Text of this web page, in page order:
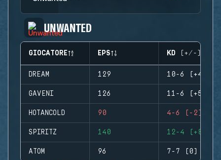
UNWANTED
GIOCATORE EPS KD (+/-)
DREAM 129 10-6 (+4)
GAVENI 126 11-6 (+5)
HOTANCOLD 90 4-6 (-2)
SPIRITZ 140 12-4 (+8)
ATOM 96 7-7 (0)